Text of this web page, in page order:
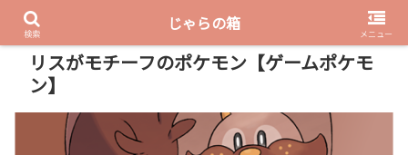
PR
リスがモチーフのポケモン【ゲームポケモ
ン】
検索
じゃらの箱
メニュー